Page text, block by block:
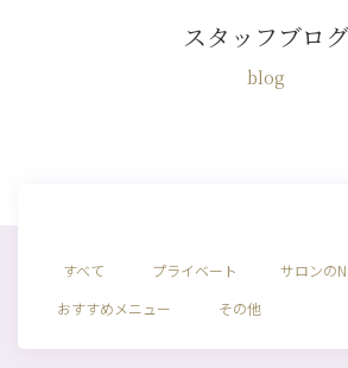
スタッフブログ
blog
すべて プライベート
サロンの
おすすめメニュー
その他